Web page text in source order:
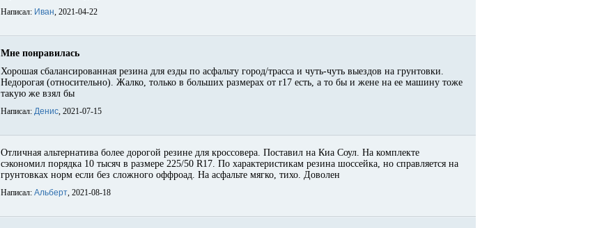
Написал: Иван, 2021-04-22
Мне понравилась
Хорошая сбалансированная резина для езды по асфальту город/трасса и чуть-чуть выездов на грунтовки.
Недорогая (относительно). Жалко, только в больших размерах от r17 есть, а то бы и жене на ее машину тоже
такую же взял бы
Написал: Денис, 2021-07-15
Отличная альтернатива более дорогой резине для кроссовера. Поставил на Киа Соул. На комплекте
сэкономил порядка 10 тысяч в размере 225/50 R17. По характеристикам резина шоссейка, но справляется на
грунтовках норм если без сложного оффроад. На асфальте мягко, тихо. Доволен
Написал: Альберт, 2021-08-18